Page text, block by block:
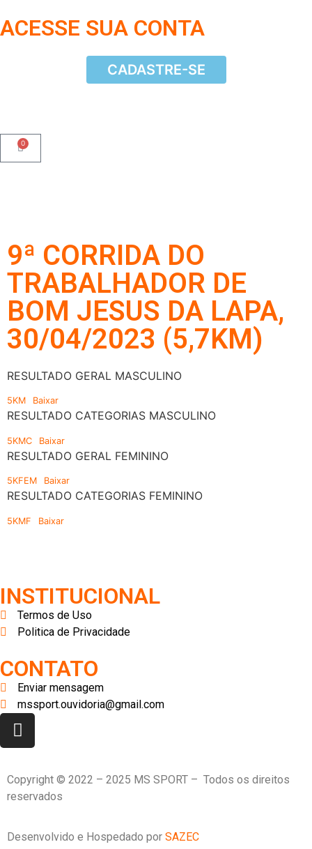
ACESSE SUA CONTA
CADASTRE-SE
0
9ª CORRIDA DO
TRABALHADOR DE
BOM JESUS DA LAPA,
30/04/2023 (5,7KM)
RESULTADO GERAL MASCULINO
5KM Baixar
RESULTADO CATEGORIAS MASCULINO
5KMC Baixar
RESULTADO GERAL FEMININO
5KFEM Baixar
RESULTADO CATEGORIAS FEMININO
5KMF Baixar
INSTITUCIONAL
Termos de Uso
Politica de Privacidade
CONTATO
Enviar mensagem
mssport.ouvidoria@gmail.com
Copyright © 2022 – 2025 MS SPORT – Todos os direitos
reservados
Desenvolvido e Hospedado por SAZEC